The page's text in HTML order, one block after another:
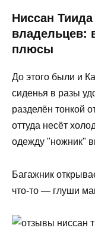
Ниссан
владельцев:
плюсы
До этого были и
сиденья в разы
разделён тонкой
оттуда несёт
одежду "ножник"
Багажник
что-то — глуши